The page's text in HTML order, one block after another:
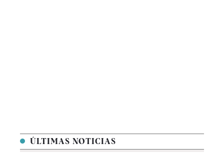
ÚLTIMAS NOTICIAS